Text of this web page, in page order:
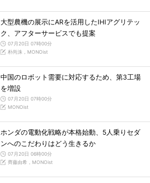
大型農機の展示にARを活用したIHIアグリテッ
ク、アフターサービスでも提案
07月20日 07時00分
朴尚洙，MONOist
中国のロボット需要に対応するため、第3工場
を増設
07月20日 07時00分
MONOist
ホンダの電動化戦略が本格始動、5人乗りセダ
ンへのこだわりはどう生きるか
07月20日 06時00分
齊藤由希，MONOist